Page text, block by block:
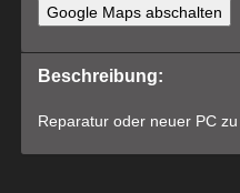
Google Maps abschalten
Beschreibung:
Reparatur oder neuer PC